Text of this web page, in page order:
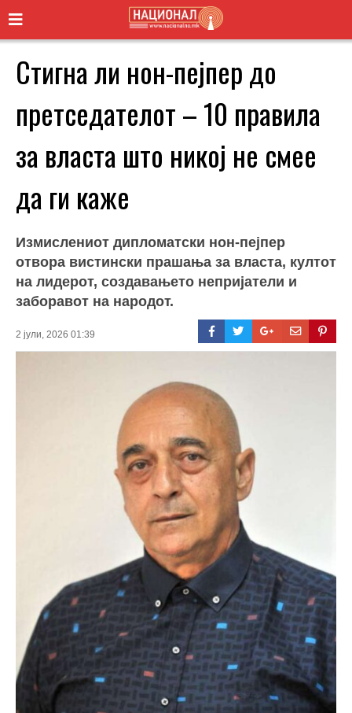
Стигна ли нон-пејпер до
претседателот – 10 правила
за власта што никој не смее
да ги каже
Измислениот дипломатски нон-пејпер
отвора вистински прашања за власта, култот
на лидерот, создавањето непријатели и
заборавот на народот.
2 јули, 2026 01:39